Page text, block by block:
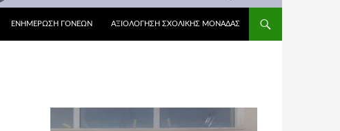
ΕΝΗΜΕΡΩΣΗ ΓΟΝΕΩΝ ΑΞΙΟΛΌΓΗΣΗ ΣΧΟΛΙΚΉΣ ΜΟΝΆΔΑΣ